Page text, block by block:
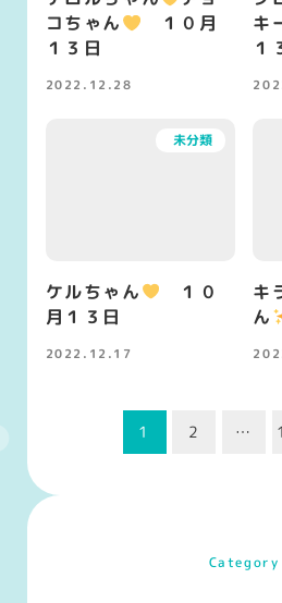
コちゃん
１０月
１３日
投稿日
2022.12.28
キ
１
投
未分類
ケルちゃん
１０
月１３日
投稿日
2022.12.17
キ
ん
投
1 2 …
Category